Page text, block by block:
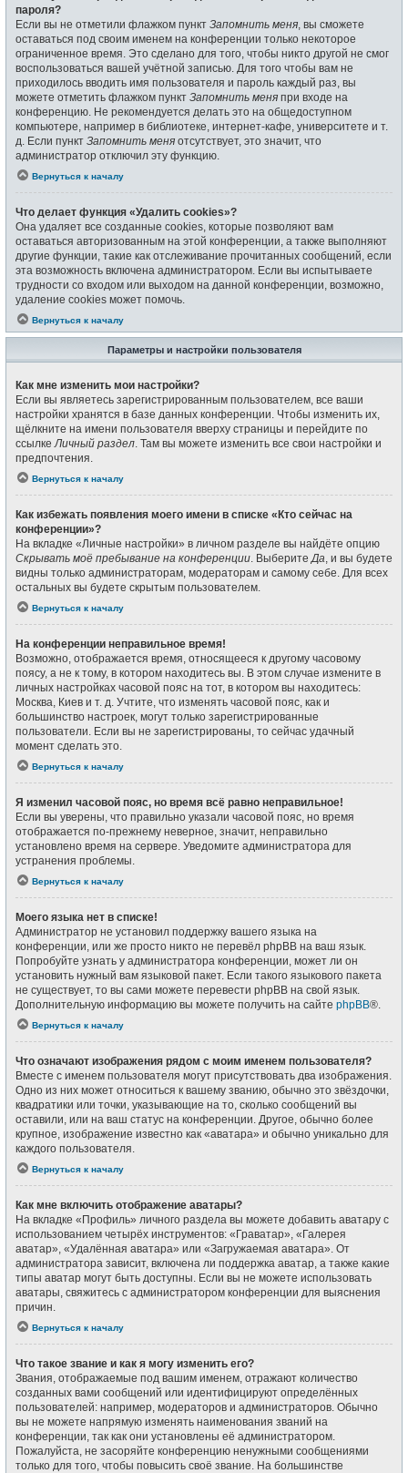
пароля?
Если вы не отметили флажком пункт Запомнить меня , вы сможете
оставаться под своим именем на конференции только некоторое
ограниченное время. Это сделано для того, чтобы никто другой не смог
воспользоваться вашей учётной записью. Для того чтобы вам не
приходилось вводить имя пользователя и пароль каждый раз, вы
можете отметить флажком пункт Запомнить меня при входе на
конференцию. Не рекомендуется делать это на общедоступном
компьютере, например в библиотеке, интернет-кафе, университете и т.
д. Если пункт Запомнить меня отсутствует, это значит, что
администратор отключил эту функцию.
Вернуться к началу
Что делает функция «Удалить cookies»?
Она удаляет все созданные cookies, которые позволяют вам
оставаться авторизованным на этой конференции, а также выполняют
другие функции, такие как отслеживание прочитанных сообщений, если
эта возможность включена администратором. Если вы испытываете
трудности со входом или выходом на данной конференции, возможно,
удаление cookies может помочь.
Вернуться к началу
Параметры и настройки пользователя
Как мне изменить мои настройки?
Если вы являетесь зарегистрированным пользователем, все ваши
настройки хранятся в базе данных конференции. Чтобы изменить их,
щёлкните на имени пользователя вверху страницы и перейдите по
ссылкеЛичный раздел. Там вы можете изменить все свои настройки и
предпочтения.
Вернуться к началу
Как избежать появления моего имени в списке «Кто сейчас на
конференции»?
На вкладке «Личные настройки» в личном разделе вы найдёте опцию
Скрывать моё пребывание на конференции. ВыберитеДа, и вы будете
видны только администраторам, модераторам и самому себе. Для всех
остальных вы будете скрытым пользователем.
Вернуться к началу
На конференции неправильное время!
Возможно, отображается время, относящееся к другому часовому
поясу, а не к тому, в котором находитесь вы. В этом случае измените в
личных настройках часовой пояс на тот, в котором вы находитесь:
Москва, Киев и т. д. Учтите, что изменять часовой пояс, как и
большинство настроек, могут только зарегистрированные
пользователи. Если вы не зарегистрированы, то сейчас удачный
момент сделать это.
Вернуться к началу
Я изменил часовой пояс, но время всё равно неправильное!
Если вы уверены, что правильно указали часовой пояс, но время
отображается по-прежнему неверное, значит, неправильно
установлено время на сервере. Уведомите администратора для
устранения проблемы.
Вернуться к началу
Моего языка нет в списке!
Администратор не установил поддержку вашего языка на
конференции, или же просто никто не перевёл phpBB на ваш язык.
Попробуйте узнать у администратора конференции, может ли он
установить нужный вам языковой пакет. Если такого языкового пакета
не существует, то вы сами можете перевести phpBB на свой язык.
Дополнительную информацию вы можете получить на сайте phpBB®.
Вернуться к началу
Что означают изображения рядом с моим именем пользователя?
Вместе с именем пользователя могут присутствовать два изображения.
Одно из них может относиться к вашему званию, обычно это звёздочки,
квадратики или точки, указывающие на то, сколько сообщений вы
оставили, или на ваш статус на конференции. Другое, обычно более
крупное, изображение известно как «аватара» и обычно уникально для
каждого пользователя.
Вернуться к началу
Как мне включить отображение аватары?
На вкладке «Профиль» личного раздела вы можете добавить аватару с
использованием четырёх инструментов: «Граватар», «Галерея
аватар», «Удалённая аватара» или «Загружаемая аватара». От
администратора зависит, включена ли поддержка аватар, а также какие
типы аватар могут быть доступны. Если вы не можете использовать
аватары, свяжитесь с администратором конференции для выяснения
причин.
Вернуться к началу
Что такое звание и как я могу изменить его?
Звания, отображаемые под вашим именем, отражают количество
созданных вами сообщений или идентифицируют определённых
пользователей: например, модераторов и администраторов. Обычно
вы не можете напрямую изменять наименования званий на
конференции, так как они установлены её администратором.
Пожалуйста, не засоряйте конференцию ненужными сообщениями
только для того, чтобы повысить своё звание. На большинстве